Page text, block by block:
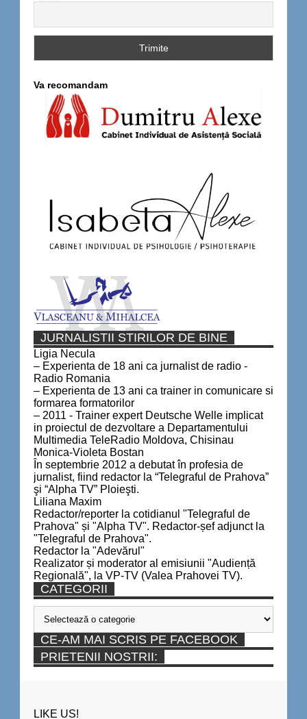
Va recomandam
JURNALISTII STIRILOR DE BINE
Ligia Necula
– Experienta de 18 ani ca jurnalist de radio -
Radio Romania
– Experienta de 13 ani ca trainer in comunicare si
formarea formatorilor
– 2011 - Trainer expert Deutsche Welle implicat
in proiectul de dezvoltare a Departamentului
Multimedia TeleRadio Moldova, Chisinau
Monica-Violeta Bostan
În septembrie 2012 a debutat în profesia de
jurnalist, fiind redactor la “Telegraful de Prahova”
şi “Alpha TV” Ploieşti.
Liliana Maxim
Redactor/reporter la cotidianul "Telegraful de
Prahova" și "Alpha TV". Redactor-șef adjunct la
"Telegraful de Prahova".
Redactor la "Adevărul"
Realizator și moderator al emisiunii "Audiență
Regională", la VP-TV (Valea Prahovei TV).
CATEGORII
Categorii
CE-AM MAI SCRIS PE FACEBOOK
PRIETENII NOSTRII:
LIKE US!